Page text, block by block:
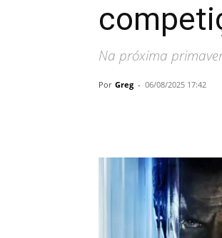
Na próxima
Por Greg - 06/08/2025 17:42